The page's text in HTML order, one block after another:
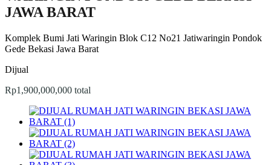
JAWA BARAT
Komplek Bumi Jati Waringin Blok C12 No21 Jatiwaringin Pondok
Gede Bekasi Jawa Barat
Dijual
Rp1,900,000,000 total